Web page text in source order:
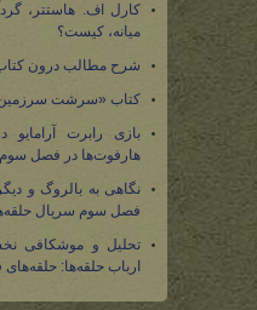
کارل اف. هاستتر،
میانه، کیست؟
شرح مطالب درون
کتاب «سرشت سرزمین
بازی رابرت
هارفوت‌ها در فصل سوم
نگاهی به بالروگ و
فصل سوم سریال
تحلیل و موشکافی
ارباب حلقه‌ها: